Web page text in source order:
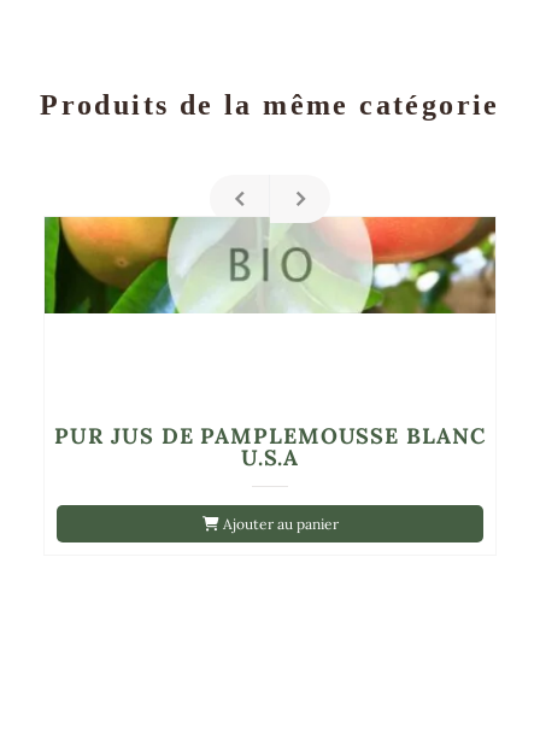
Produits de la même catégorie
Ajouter au panier
PUR JUS DE PAMPLEMOUSSE BLANC
U.S.A